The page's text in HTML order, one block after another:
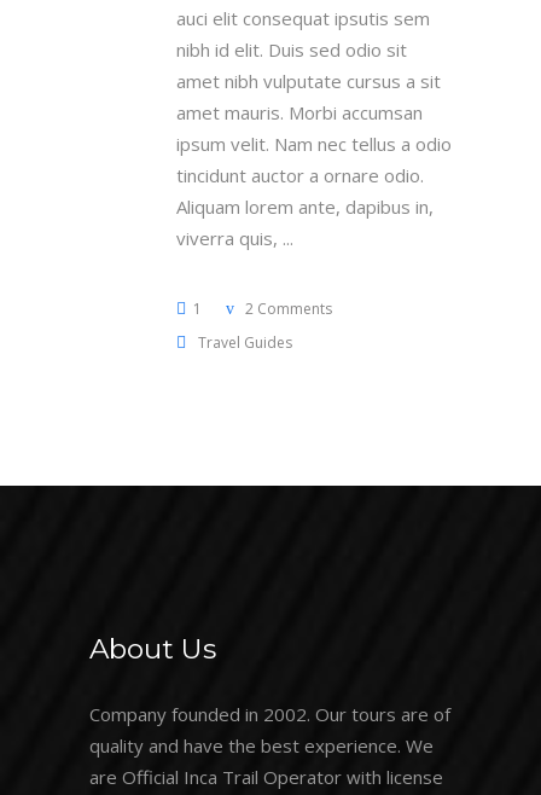
auci elit consequat ipsutis sem
nibh id elit. Duis sed odio sit
amet nibh vulputate cursus a sit
amet mauris. Morbi accumsan
ipsum velit. Nam nec tellus a odio
tincidunt auctor a ornare odio.
Aliquam lorem ante, dapibus in,
viverra quis,
1
2 Comments
Travel Guides
About Us
Company founded in 2002. Our tours are of
quality and have the best experience. We
are Official Inca Trail Operator with license